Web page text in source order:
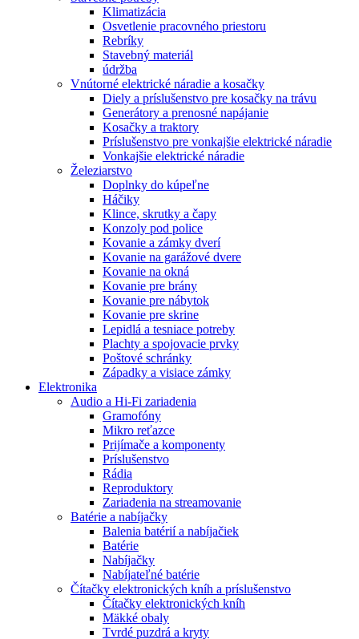
Klimatizácia
Osvetlenie pracovného priestoru
Rebríky
Stavebný materiál
údržba
Vnútorné elektrické náradie a kosačky
Diely a príslušenstvo pre kosačky na trávu
Generátory a prenosné napájanie
Kosačky a traktory
Príslušenstvo pre vonkajšie elektrické náradie
Vonkajšie elektrické náradie
Železiarstvo
Doplnky do kúpeľne
Háčiky
Klince, skrutky a čapy
Konzoly pod police
Kovanie a zámky dverí
Kovanie na garážové dvere
Kovanie na okná
Kovanie pre brány
Kovanie pre nábytok
Kovanie pre skrine
Lepidlá a tesniace potreby
Plachty a spojovacie prvky
Poštové schránky
Západky a visiace zámky
Elektronika
Audio a Hi-Fi zariadenia
Gramofóny
Mikro reťazce
Prijímače a komponenty
Príslušenstvo
Rádia
Reproduktory
Zariadenia na streamovanie
Batérie a nabíjačky
Balenia batérií a nabíjačiek
Batérie
Nabíjačky
Nabíjateľné batérie
Čítačky elektronických kníh a príslušenstvo
Čítačky elektronických kníh
Mäkké obaly
Tvrdé puzdrá a kryty